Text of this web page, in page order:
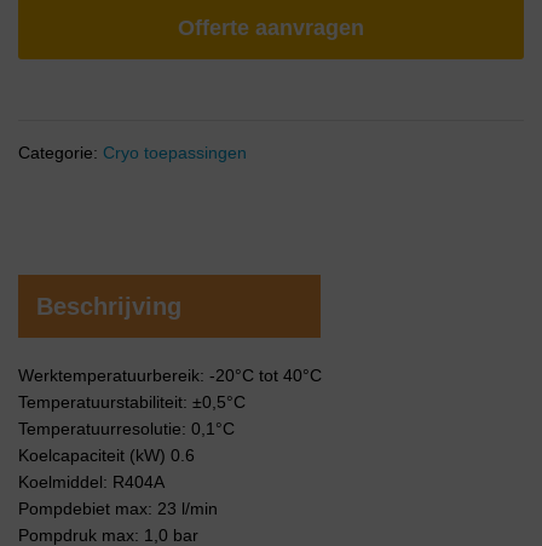
Offerte aanvragen
Categorie: Cryo toepassingen
Beschrijving
Werktemperatuurbereik: -20°C tot 40°C
Temperatuurstabiliteit: ±0,5°C
Temperatuurresolutie: 0,1°C
Koelcapaciteit (kW) 0.6
Koelmiddel: R404A
Pompdebiet max: 23 l/min
Pompdruk max: 1,0 bar